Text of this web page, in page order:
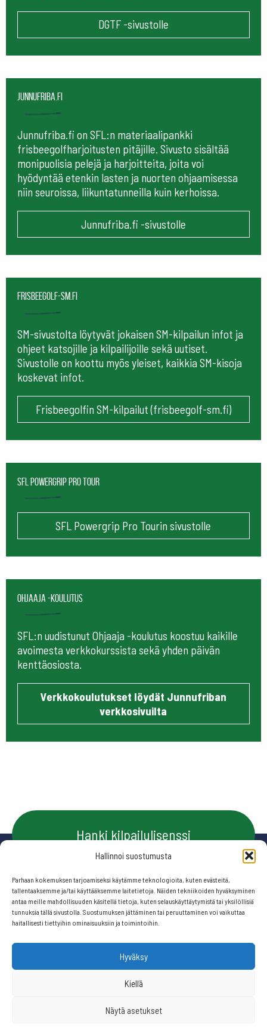
Hallinnoi suostumusta
Parhaan kokemuksen tarjoamiseksi käytämme teknologioita, kuten evästeitä,
tallentaaksemme ja/tai käyttääksemme laitetietoja. Näiden tekniikoiden hyväksyminen
antaa meille mahdollisuuden käsitellä tietoja, kuten selauskäyttäytymistä tai yksilöllisiä
tunnuksia tällä sivustolla. Suostumuksen jättäminen tai peruuttaminen voi vaikuttaa
haitallisesti tiettyihin ominaisuuksiin ja toimintoihin.
Hyväksy
Kiellä
Näytä asetukset
DGTF -sivustolle
Junnufriba.fi
Junnufriba.fi on SFL:n materiaalipankki
frisbeegolfharjoitusten pitäjille. Sivusto sisältää
monipuolisia pelejä ja harjoitteita, joita voi
hyödyntää etenkin lasten ja nuorten ohjaamisessa
niin seuroissa, liikuntatunneilla kuin kerhoissa.
Junnufriba.fi -sivustolle
frisbeegolf-sm.fi
SM-sivustolta löytyvät jokaisen SM-kilpailun infot ja
ohjeet katsojille ja kilpailijoille sekä uutiset.
Sivustolle on koottu myös yleiset, kaikkia SM-kisoja
koskevat infot.
Frisbeegolfin SM-kilpailut (frisbeegolf-sm.fi)
SFL Powergrip Pro Tour
SFL Powergrip Pro Tourin sivustolle
Ohjaaja -koulutus
SFL:n uudistunut Ohjaaja -koulutus koostuu kaikille
avoimesta verkkokurssista sekä yhden päivän
kenttäosiosta.
Verkkokoulutukset löydät Junnufriban
verkkosivuilta
Hanki kilpailulisenssi
Ota yhteyttä
Seuraa meitä:
© 2026 Suomen frisbeegolfliitto.
Website by506 ikkunaa